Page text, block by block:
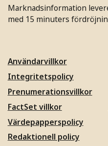
Marknadsinformation
med 15 minuters
Användarvillkor
Integritetspolicy
Prenumerationsvillkor
FactSet villkor
Värdepapperspolicy
Redaktionell policy